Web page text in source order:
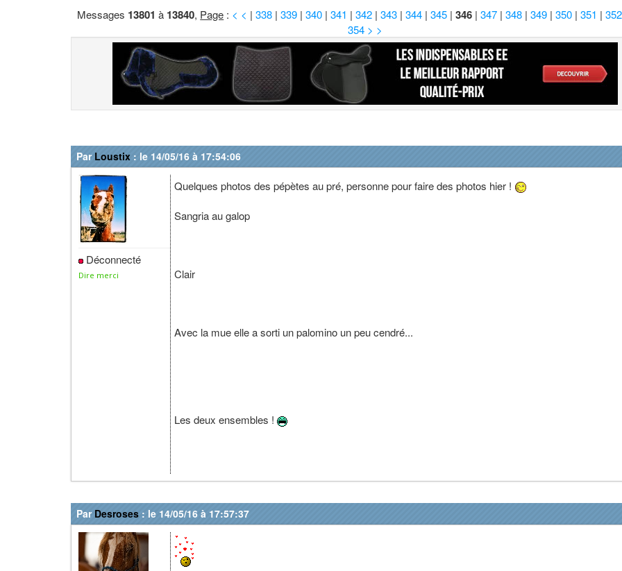
Messages 13801 à 13840, Page : < < |338 |339 |340 |341 |342 |343 |344 |345 |346 |347 |348 |349 |350 |351 |352
354 > >
Par Loustix : le 14/05/16 à 17:54:06
Déconnecté
Dire merci
Quelques photos des pépètes au pré, personne pour faire des photos hier !
Sangria au galop
Clair
Avec la mue elle a sorti un palomino un peu cendré...
Les deux ensembles !
Par Desroses : le 14/05/16 à 17:57:37